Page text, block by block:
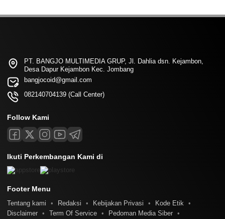
PT. BANGJO MULTIMEDIA GRUP, Jl. Dahlia dsn. Kejambon,
Desa Dapur Kejambon Kec. Jombang
bangjocoid@gmail.com
082140704139 (Call Center)
Follow Kami
Ikuti Perkembangan Kami di
Footer Menu
Tentang kami Redaksi Kebijakan Privasi
Kode Etik
Disclaimer
Term Of Service
Pedoman Media Siber